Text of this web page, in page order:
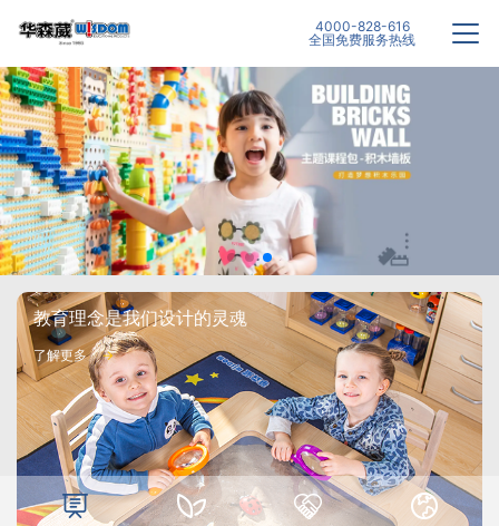
4000-828-616
全国免费服务热线
教育理念是我们设计的灵魂
了解更多 →